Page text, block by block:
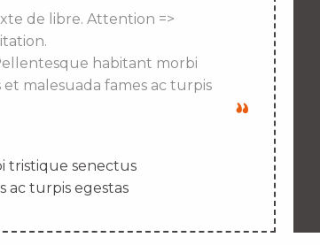
de libre. Attention =>
habitant morbi
malesuada fames ac turpis
tristique senectus
ac turpis egestas